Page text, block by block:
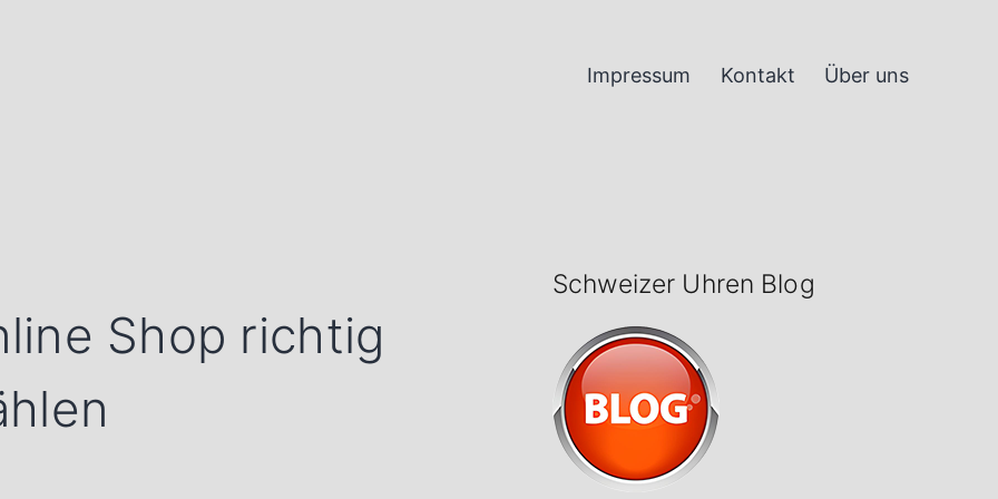
Impressum Kontakt Über uns
Shop richtig
Schweizer Uhren Blog